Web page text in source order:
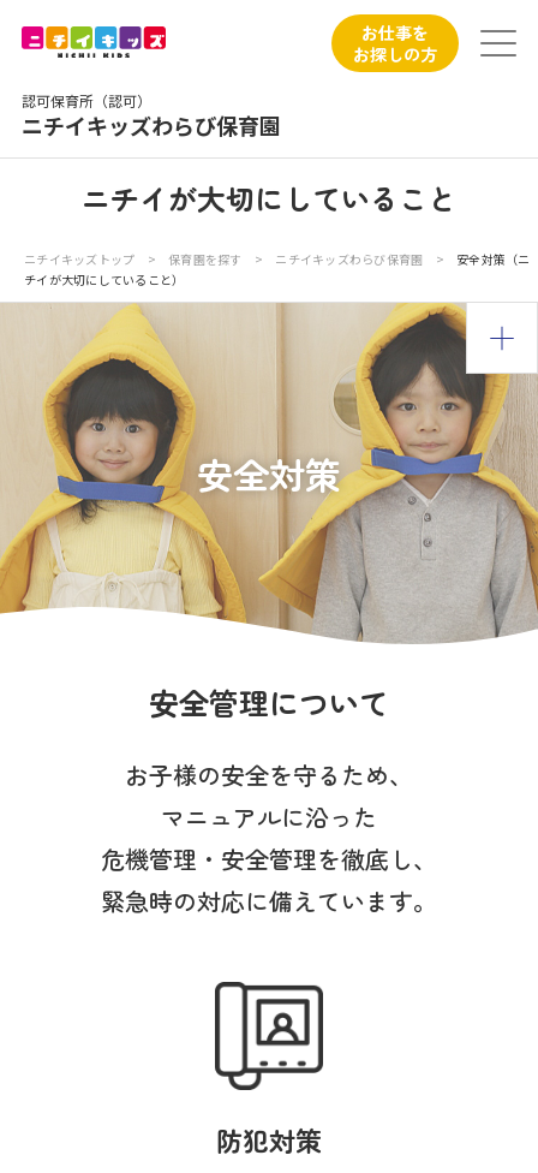
認可保育所（認可）
ニチイキッズわらび保育園
お仕事を
お探しの方
ニチイが大切にしていること
お食事
保育園見学
入園の概要
子育てひろばのご紹介
写真販売サービス
お仕事をお探しの方
保育園に関するお問い合わせ
プライバシーポリシー サイトのご利用について
サイトマップ ニチイ学館オフィシャルサイト
ニチイが大切にしていること
ニチイキッズトップ > 保育園を探す > ニチイキッズわらび保育園 >
安全対策（ニ
チイが大切にしていること）
安全対策
安全管理について
お子様の安全を守るため、
マニュアルに沿った
危機管理・安全管理を徹底し、
緊急時の対応に備えています。
防犯対策